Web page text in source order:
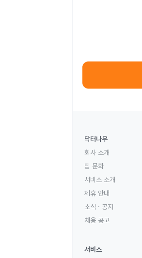
닥터나우
회사 소개
팀 문화
서비스 소개
제휴 안내
소식 · 공지
채용 공고
서비스